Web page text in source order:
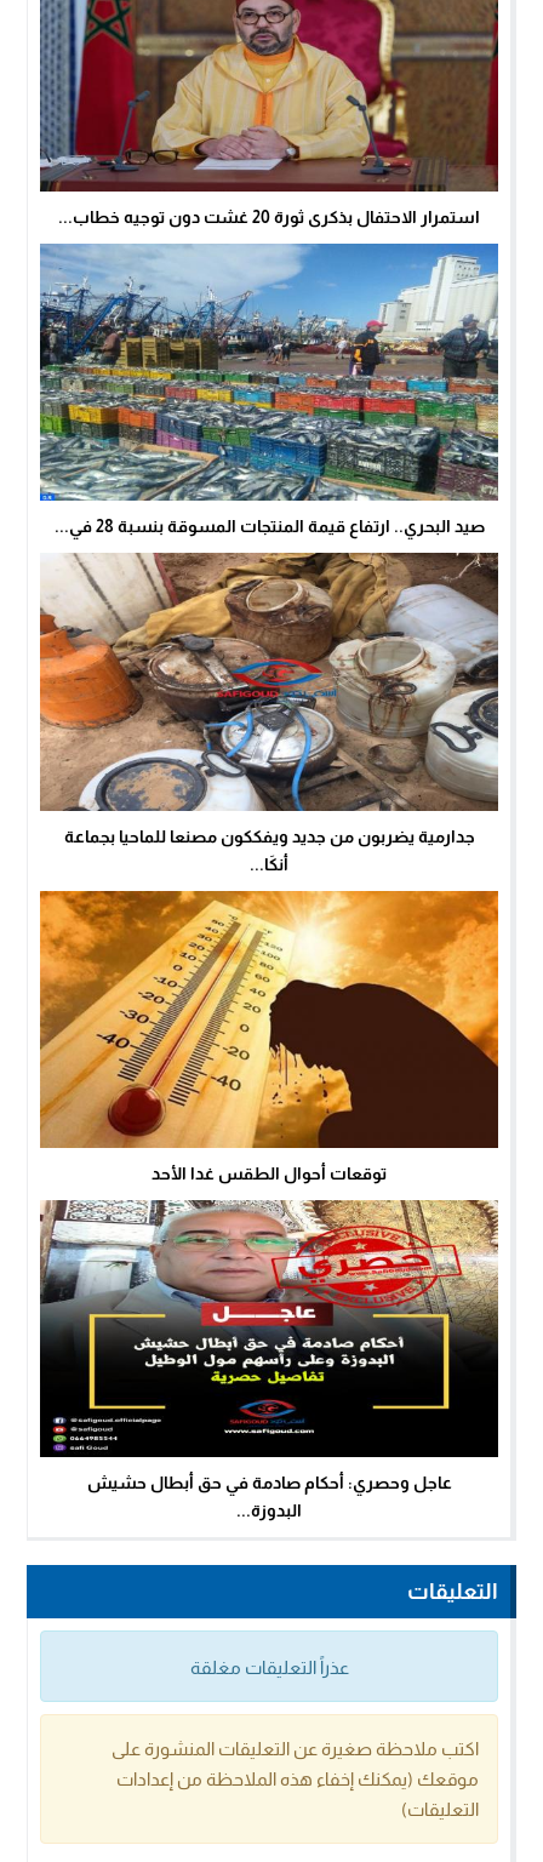
استمرار الاحتفال بذكرى ثورة 20 غشت دون توجيه خطاب...
صيد البحري.. ارتفاع قيمة المنتجات المسوقة بنسبة 28 في...
جدارمية يضربون من جديد ويفككون مصنعا للماحيا بجماعة
أنكَا...
توقعات أحوال الطقس غدا الأحد
عاجل وحصري: أحكام صادمة في حق أبطال حشيش
البدوزة...
التعليقات
عذراً التعليقات مغلقة
اكتب ملاحظة صغيرة عن التعليقات المنشورة على
موقعك (يمكنك إخفاء هذه الملاحظة من إعدادات
التعليقات)